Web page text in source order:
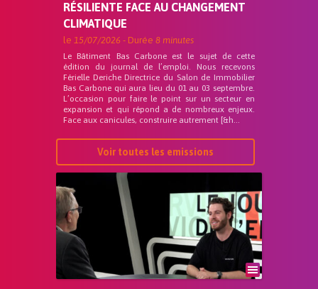
RÉSILIENTE FACE AU CHANGEMENT
CLIMATIQUE
le 15/07/2026 - Durée 8 minutes
Le Bâtiment Bas Carbone est le sujet de cette
édition du journal de l’emploi. Nous recevons
Férielle Deriche Directrice du Salon de Immobilier
Bas Carbone qui aura lieu du 01 au 03 septembre.
L’occasion pour faire le point sur un secteur en
expansion et qui répond a de nombreux enjeux.
Face aux canicules, construire autrement [&h...
Voir toutes les emissions